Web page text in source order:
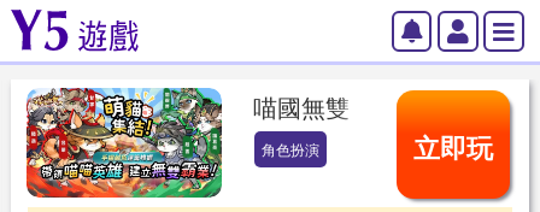
喵國無雙
角色扮演 立即玩